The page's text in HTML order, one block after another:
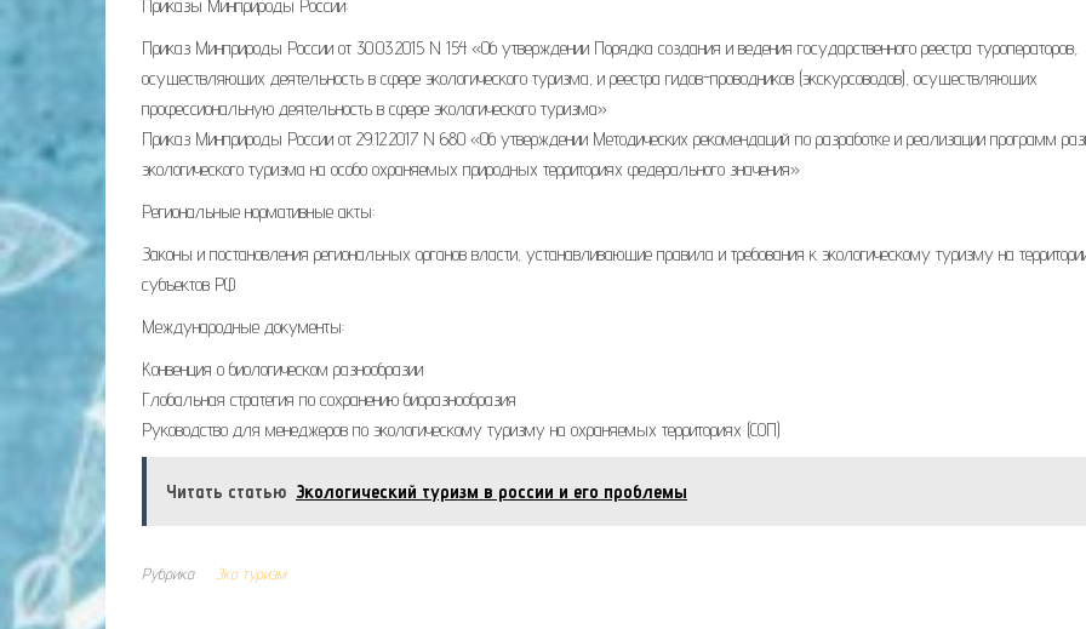
Приказы Минприроды России:
Приказ Минприроды России от 30.03.2015 N 154 «Об утверждении Порядка создания и ведения государственного реестра туроператоров,
осуществляющих деятельность в сфере экологического туризма, и реестра гидов-проводников (экскурсоводов), осуществляющих
профессиональную деятельность в сфере экологического туризма»
Приказ Минприроды России от 29.12.2017 N 680 «Об утверждении Методических рекомендаций по разработке и реализации программ
экологического туризма на особо охраняемых природных территориях федерального значения»
Региональные нормативные акты:
Законы и постановления региональных органов власти, устанавливающие правила и требования к экологическому туризму на
субъектов РФ.
Международные документы:
Конвенция о биологическом разнообразии
Глобальная стратегия по сохранению биоразнообразия
Руководство для менеджеров по экологическому туризму на охраняемых территориях (СОП)
Читать статью Экологический туризм в россии и его проблемы
Рубрика Эко туризм